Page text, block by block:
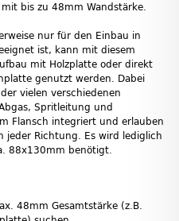
bis zu 48mm Wandstärke.
nur für den Einbau in
ist, kann mit diesem
mit Holzplatte oder direkt
genutzt werden. Dabei
vielen verschiedenen
Spritleitung und
Flansch integriert und erlauben
jeder Richtung. Es wird lediglich
88x130mm benötigt.
48mm Gesamtstärke (z.B.